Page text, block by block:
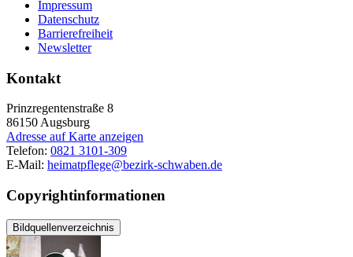
Impressum
Datenschutz
Barrierefreiheit
Newsletter
Kontakt
Prinzregentenstraße 8
86150Augsburg
Adresse auf Karte anzeigen
Telefon: 0821 3101-309
E-Mail: heimatpflege@bezirk-schwaben.de
Copyrightinformationen
Bildquellenverzeichnis